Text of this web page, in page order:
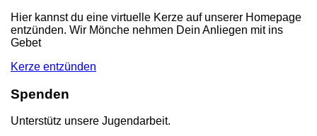
Hier kannst du eine virtuelle Kerze auf unserer Homepage
entzünden. Wir Mönche nehmen Dein Anliegen mit ins
Gebet
Kerze entzünden
Spenden
Unterstütz unsere Jugendarbeit.